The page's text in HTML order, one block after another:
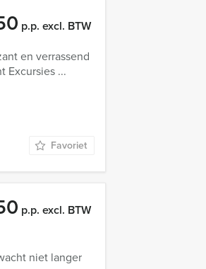
p.p. excl. BTW
en verrassend
Excursies ...
Favoriet
p.p. excl. BTW
niet langer